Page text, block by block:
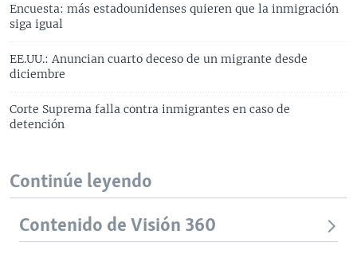
Encuesta: más estadounidenses quieren que la inmigración
siga igual
EE.UU.: Anuncian cuarto deceso de un migrante desde
diciembre
Corte Suprema falla contra inmigrantes en caso de
detención
Continúe leyendo
Contenido de Visión 360